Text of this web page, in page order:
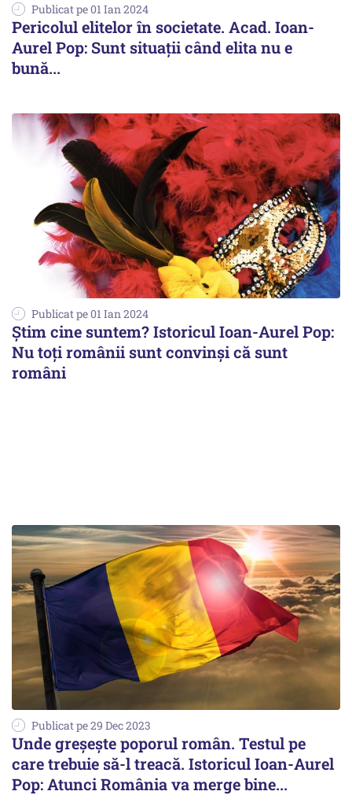
Publicat pe 01 Ian 2024
Pericolul elitelor în societate. Acad. Ioan-
Aurel Pop: Sunt situații când elita nu e
bună...
Publicat pe 01 Ian 2024
Știm cine suntem? Istoricul Ioan-Aurel Pop:
Nu toți românii sunt convinși că sunt
români
Publicat pe 29 Dec 2023
Unde greșește poporul român. Testul pe
care trebuie să-l treacă. Istoricul Ioan-Aurel
Pop: Atunci România va merge bine...